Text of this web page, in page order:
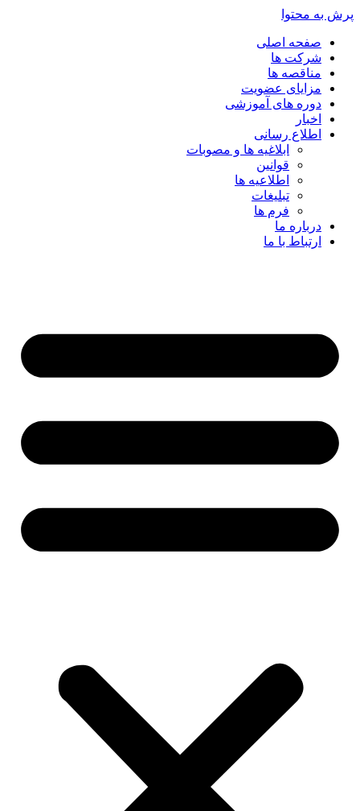
پرش به محتوا
صفحه اصلی
شرکت ها
مناقصه ها
مزایای عضویت
دوره های آموزشی
اخبار
اطلاع رسانی
ابلاغیه ها و مصوبات
قوانین
اطلاعیه ها
تبلیغات
فرم ها
درباره ما
ارتباط با ما